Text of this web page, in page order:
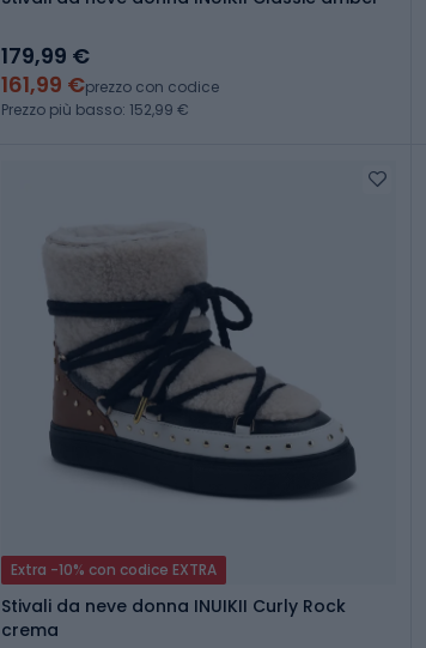
179,99 €
161,99 €prezzo con codice
Prezzo più basso: 152,99 €
Extra -10% con codice EXTRA
Stivali da neve donna INUIKII Curly Rock
crema